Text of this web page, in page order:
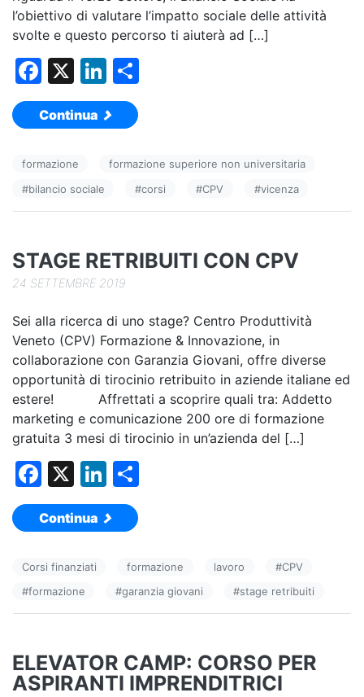
l’obiettivo di valutare l’impatto sociale delle attività
svolte e questo percorso ti aiuterà ad […]
F
a
c
b
o
k
X
Li
n
k
dI vi
di
Continua
formazione
formazione superiore non universitaria
#bilancio sociale #corsi #CPV #vicenza
STAGE RETRIBUITI CON CPV
24 SETTEMBRE 2019
Sei alla ricerca di uno stage? Centro Produttività
Veneto (CPV) Formazione & Innovazione, in
collaborazione con Garanzia Giovani, offre diverse
opportunità di tirocinio retribuito in aziende italiane ed
estere! Affrettati a scoprire quali tra: Addetto
marketing e comunicazione 200 ore di formazione
gratuita 3 mesi di tirocinio in un’azienda del […]
F
a
c
b
o
k
X
Li
n
k
dI
n
vi
di
Continua
Corsi finanziati formazione lavoro #CPV
#formazione #garanzia giovani #stage retribuiti
ELEVATOR CAMP: CORSO PER
ASPIRANTI IMPRENDITRICI